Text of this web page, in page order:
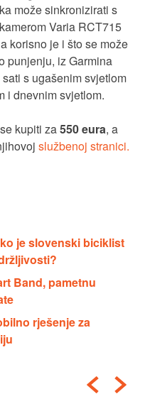
može sinkronizirati s
Varia RCT715
korisno je i što se može
punjenju, iz Garmina
s ugašenim svjetlom
i dnevnim svjetlom.
kupiti za550 eura, a
službenoj stranici.
je slovenski biciklist
Band, pametnu
rješenje za